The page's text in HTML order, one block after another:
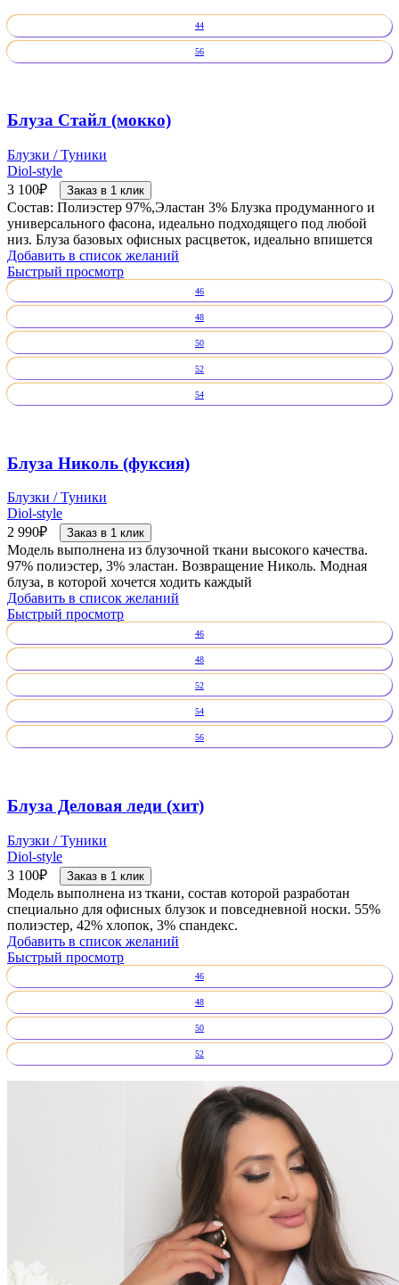
44
56
Блуза Стайл (мокко)
Блузки / Туники
Diol-style
3 100₽ Заказ в 1 клик
Состав: Полиэстер 97%,Эластан 3% Блузка продуманного и
универсального фасона, идеально подходящего под любой
низ. Блуза базовых офисных расцветок, идеально впишется
Добавить в список желаний
Быстрый просмотр
46
48
50
52
54
Блуза Николь (фуксия)
Блузки / Туники
Diol-style
2 990₽ Заказ в 1 клик
Модель выполнена из блузочной ткани высокого качества.
97% полиэстер, 3% эластан. Возвращение Николь. Модная
блуза, в которой хочется ходить каждый
Добавить в список желаний
Быстрый просмотр
46
48
52
54
56
Блуза Деловая леди (хит)
Блузки / Туники
Diol-style
3 100₽ Заказ в 1 клик
Модель выполнена из ткани, состав которой разработан
специально для офисных блузок и повседневной носки. 55%
полиэстер, 42% хлопок, 3% спандекс.
Добавить в список желаний
Быстрый просмотр
46
48
50
52